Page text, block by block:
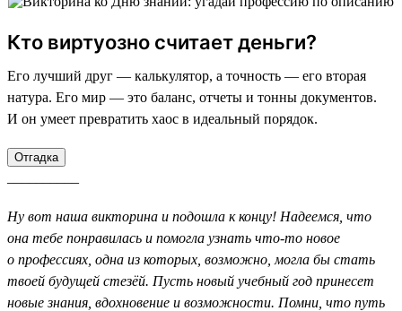
Кто виртуозно считает деньги?
Его лучший друг — калькулятор, а точность — его вторая
натура. Его мир — это баланс, отчеты и тонны документов.
И он умеет превратить хаос в идеальный порядок.
Отгадка
Ну вот наша викторина и подошла к концу! Надеемся, что
она тебе понравилась и помогла узнать что-то новое
о профессиях, одна из которых, возможно, могла бы стать
твоей будущей стезёй. Пусть новый учебный год принесет
новые знания, вдохновение и возможности. Помни, что путь